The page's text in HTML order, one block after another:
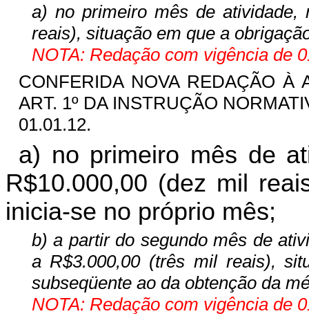
a) no primeiro mês de atividade,
reais), situação em que a
NOTA: Redação com vigência de
CONFERIDA NOVA REDAÇÃO À
ART. 1º DA INSTRUÇÃO
01.01.12.
a) no primeiro mês de
R$10.000,00 (dez mil
inicia-se no próprio mês;
b) a partir do segundo mês de
a R$3.000,00 (três mil reais),
subseqüente ao da obtenção da
NOTA: Redação com vigência de